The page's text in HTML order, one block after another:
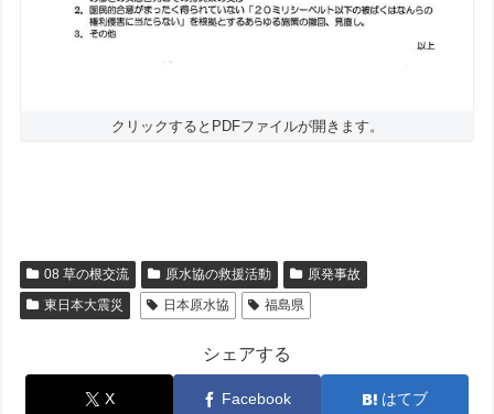
クリックするとPDFファイルが開きます。
08 草の根交流 原水協の救援活動
原発事故
東日本大震災
日本原水協 福島県
シェアする
X Facebook はてブ